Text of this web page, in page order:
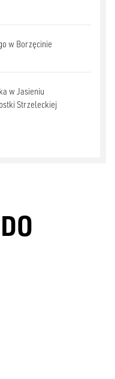
w Borzęcinie
w Jasieniu
Strzeleckiej